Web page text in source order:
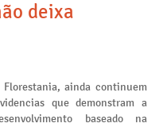
deixa
ainda continuem
que demonstram a
baseado na